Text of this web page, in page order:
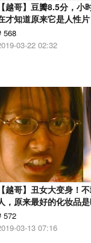
【越哥】豆瓣8.5分，
才知道原来它是人性
568
03-22 02:32
【越哥】丑女大变身！
，原来最好的化妆品
572
03-13 07:16